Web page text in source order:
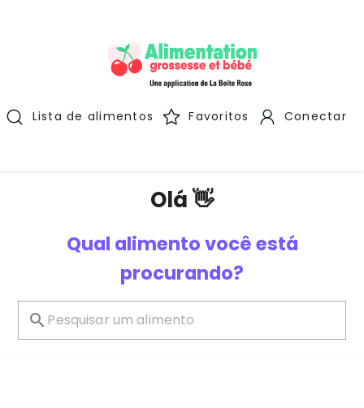
Lista de alimentos Favoritos Conectar
Olá 👋
Qual alimento você está
procurando?